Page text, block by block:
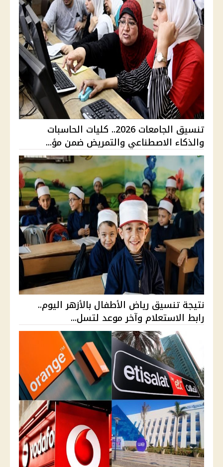
تنسيق الجامعات 2026.. كليات الحاسبات
والذكاء الاصطناعي والتمريض ضمن مؤ...
نتيجة تنسيق رياض الأطفال بالأزهر اليوم..
رابط الاستعلام وآخر موعد لتسل...